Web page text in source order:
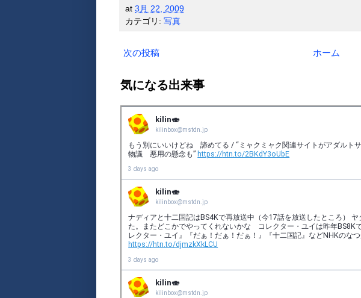
at 3月 22, 2009
カテゴリ: 写真
次の投稿 ホーム
気になる出来事